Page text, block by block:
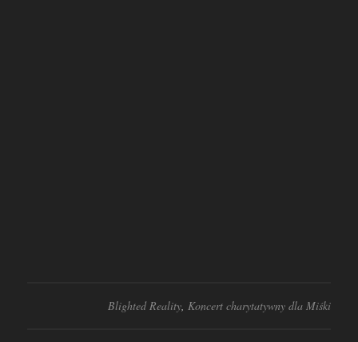
Blighted Reality, Koncert charytatywny dla Miśki